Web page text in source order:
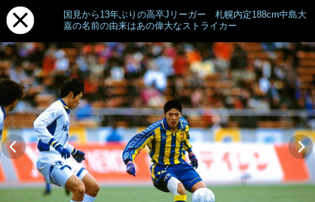
国見から13年ぶりの高卒Jリーガー 札幌内定188cm中島大
嘉の名前の由来はあの偉大なストライカー